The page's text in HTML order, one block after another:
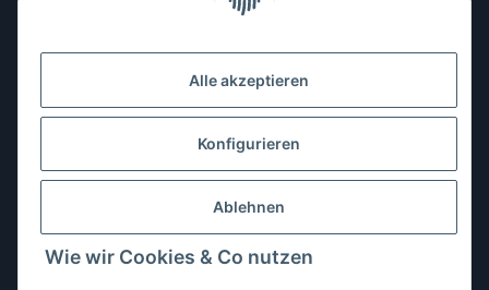
Alle akzeptieren
Konfigurieren
Ablehnen
Wie wir Cookies & Co nutzen
10:00–13:00, 14:00–18:00 Uhr
Dienstag:10:00–13:00, 14:00–16:00 Uhr
10:00–13:00 Uhr
Freitag:10:00–13:00, 14:00–18:00 Uhr
Sonntag: geschlossen